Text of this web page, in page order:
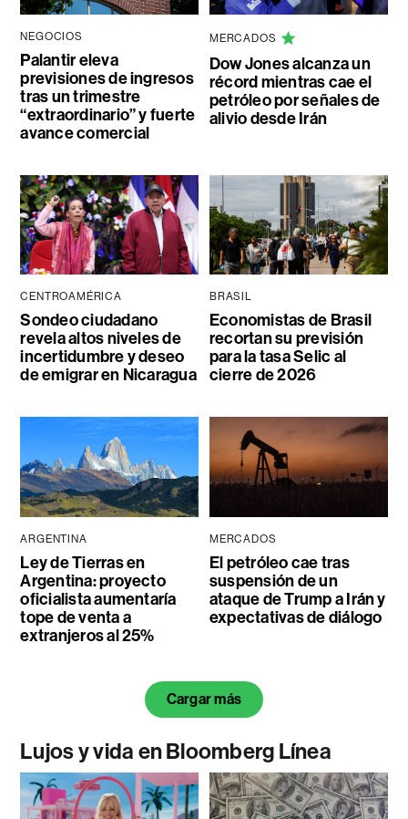
NEGOCIOS
Palantir eleva
previsiones de ingresos
tras un trimestre
“extraordinario” y fuerte
avance comercial
MERCADOS
Dow Jones alcanza un
récord mientras cae el
petróleo por señales de
alivio desde Irán
CENTROAMÉRICA
Sondeo ciudadano
revela altos niveles de
incertidumbre y deseo
de emigrar en Nicaragua
BRASIL
Economistas de Brasil
recortan su previsión
para la tasa Selic al
cierre de 2026
ARGENTINA
Ley de Tierras en
Argentina: proyecto
oficialista aumentaría
tope de venta a
extranjeros al 25%
MERCADOS
El petróleo cae tras
suspensión de un
ataque de Trump a Irán y
expectativas de diálogo
Cargar más
Lujos y vida en Bloomberg Línea